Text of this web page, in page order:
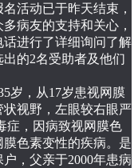
活动已于昨天结束，
病友的支持和关心，
进行了详细询问了解
的2名受助者及他们
岁，从17岁患视网膜
视野，左眼较右眼严
症，因病致视网膜色
色素变性的疾病。是
，父亲于2000年患病